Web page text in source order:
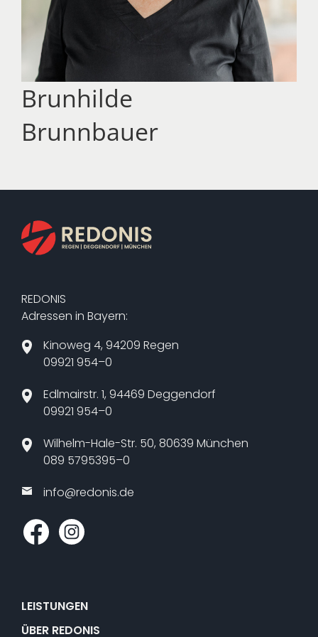
Brun­hil­de
Brunn­bau­er
REDONIS
Adressen in Bayern:
Kinoweg 4, 94209 Regen
09921 954–0
Edlmairstr. 1, 94469 Deggendorf
09921 954–0
Wilhelm-Hale-Str. 50, 80639 München
089 5795395–0
info@​redonis.​de
LEISTUNGEN
ÜBER REDONIS